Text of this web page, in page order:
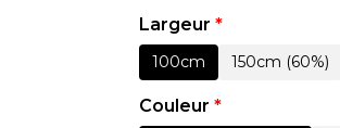
Largeur *
100cm 150cm (60%)
Couleur *